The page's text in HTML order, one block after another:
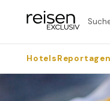
HotelsReportagen